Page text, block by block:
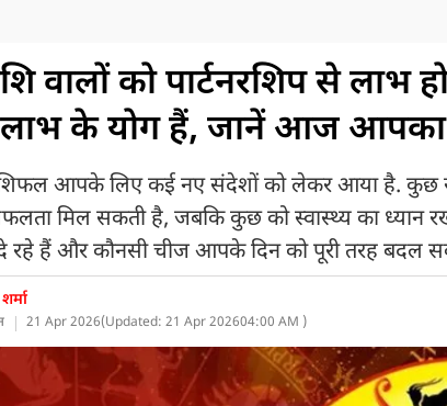
वालों को पार्टनरशिप से लाभ
के योग हैं, जानें आज आपका
आपके लिए कई नए संदेशों को लेकर आया है. कुछ
मिल सकती है, जबकि कुछ को स्वास्थ्य का ध्यान
रहे हैं और कौनसी चीज आपके दिन को पूरी तरह बदल
21 Apr 2026(Updated: 21 Apr 202604:00 AM )